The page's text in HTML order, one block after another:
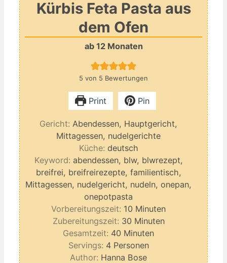
Kürbis Feta Pasta aus
dem Ofen
ab 12 Monaten
5 von 5 Bewertungen
Print Pin
Gericht: Abendessen, Hauptgericht,
Mittagessen, nudelgerichte
Küche: deutsch
Keyword: abendessen, blw, blwrezept,
breifrei, breifreirezepte, familientisch,
Mittagessen, nudelgericht, nudeln, onepan,
onepotpasta
Vorbereitungszeit: 10 Minuten
Minuten
Zubereitungszeit: 30Minuten
Minuten
Gesamtzeit: 40 Minuten
Minuten
Servings: 4 Personen
Author: Hanna Bose